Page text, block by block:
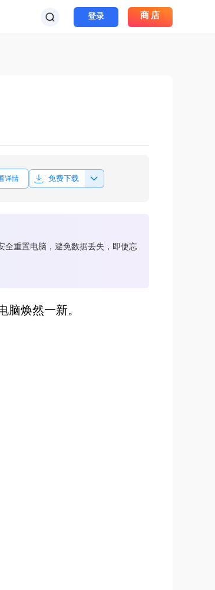
登录 商店
详情 免费下载
全重置电脑，避免数据丢失，即使忘
脑焕然一新。